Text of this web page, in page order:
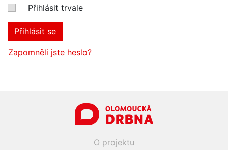
Přihlásit trvale
Přihlásit se
Zapomněli jste heslo?
O projektu